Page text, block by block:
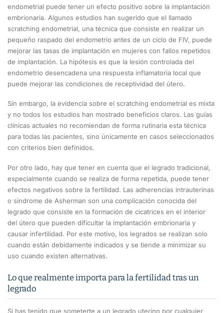
endometrial puede tener un efecto positivo sobre la implantación
embrionaria. Algunos estudios han sugerido que el llamado
scratching endometrial, una técnica que consiste en realizar un
pequeño raspado del endometrio antes de un ciclo de FIV, puede
mejorar las tasas de implantación en mujeres con fallos repetidos
de implantación. La hipótesis es que la lesión controlada del
endometrio desencadena una respuesta inflamatoria local que
puede mejorar las condiciones de receptividad del útero.
Sin embargo, la evidencia sobre el scratching endometrial es mixta
y no todos los estudios han mostrado beneficios claros. Las guías
clínicas actuales no recomiendan de forma rutinaria esta técnica
para todas las pacientes, sino únicamente en casos seleccionados
con criterios bien definidos.
Por otro lado, hay que tener en cuenta que el legrado tradicional,
especialmente cuando se realiza de forma repetida, puede tener
efectos negativos sobre la fertilidad. Las adherencias intrauterinas
o síndrome de Asherman son una complicación conocida del
legrado que consiste en la formación de cicatrices en el interior
del útero que pueden dificultar la implantación embrionaria y
causar infertilidad. Por este motivo, los legrados se realizan solo
cuando están debidamente indicados y se tiende a minimizar su
uso cuando existen alternativas.
Lo que realmente importa para la fertilidad tras un
legrado
Si has tenido que someterte a un legrado uterino por cualquier